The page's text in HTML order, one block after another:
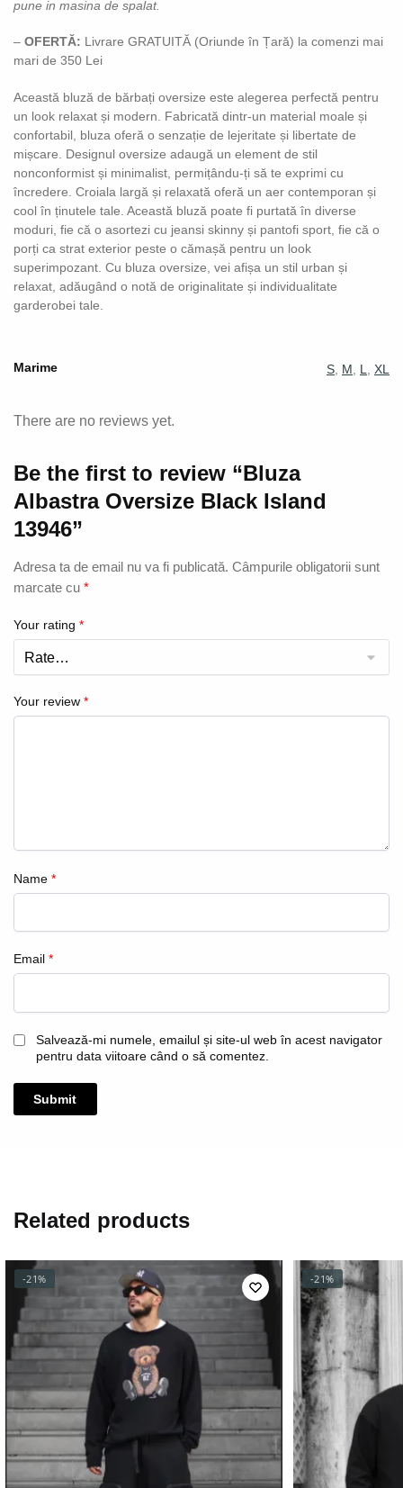
pune in masina de spalat.
– OFERTĂ: Livrare GRATUITĂ (Oriunde în Țară) la comenzi mai
mari de 350 Lei
Această bluză de bărbați oversize este alegerea perfectă pentru
un look relaxat și modern. Fabricată dintr-un material moale și
confortabil, bluza oferă o senzație de lejeritate și libertate de
mișcare. Designul oversize adaugă un element de stil
nonconformist și minimalist, permițându-ți să te exprimi cu
încredere. Croiala largă și relaxată oferă un aer contemporan și
cool în ținutele tale. Această bluză poate fi purtată în diverse
moduri, fie că o asortezi cu jeansi skinny și pantofi sport, fie că o
porți ca strat exterior peste o cămașă pentru un look
superimpozant. Cu bluza oversize, vei afișa un stil urban și
relaxat, adăugând o notă de originalitate și individualitate
garderobei tale.
Marime S M L XL
There are no reviews yet.
Be the first to review “Bluza
Albastra Oversize Black Island
13946”
Adresa ta de email nu va fi publicată. Câmpurile obligatorii sunt
marcate cu *
Your rating *
Your review *
Name *
Email *
Salvează-mi numele, emailul și site-ul web în acest navigator
pentru data viitoare când o să comentez.
Related products
-21% -21%